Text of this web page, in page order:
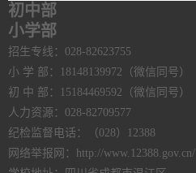
初中部
小学部
招生专线：028-82623755
小 学 部：18148139972（微信同号）
初 中 部：15184469592（微信同号）
人力资源：028-82709577
纪检监督电话：（028）12388
网络举报网：http://www.12388.gov.cn/